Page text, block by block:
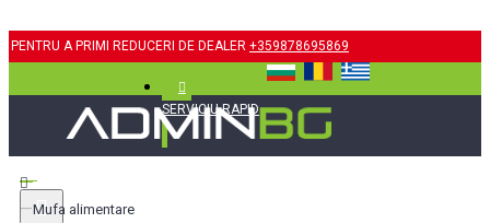
PENTRU A PRIMI REDUCERI DE DEALER +359878695869
SERVICIU RAPID
Mufa alimentare